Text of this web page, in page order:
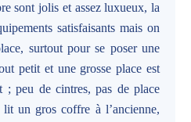
sont jolis et assez luxueux, la
satisfaisants mais on
surtout pour se poser une
petit et une grosse place est
; peu de cintres, pas de place
un gros coffre à l’ancienne,